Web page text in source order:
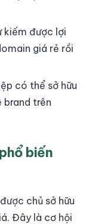
kiếm được lợi
giá rẻ rồi
có thể sở hữu
brand trên
biến
chủ sở hữu
Đây là cơ hội